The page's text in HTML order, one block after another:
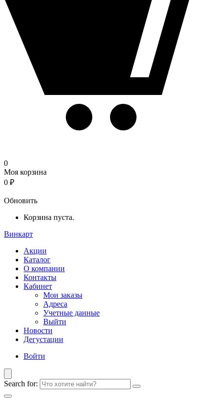
0
Моя корзина
0 ₽
Обновить
Корзина пуста.
Винкарт
Акции
Каталог
О компании
Контакты
Кабинет
Мои заказы
Адреса
Учетные данные
Выйти
Новости
Дегустации
Войти
Search for: